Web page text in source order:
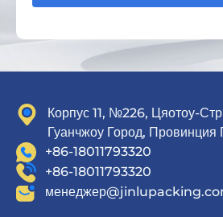
Корпус 11, №226, Цяотоу-
Гуанчжоу Город, Провинция
+86-18011793320
+86-18011793320